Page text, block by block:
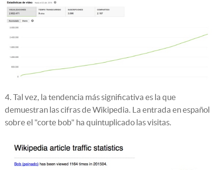
4. Tal vez, la tendencia más significativa es la que
demuestran las cifras de Wikipedia. La entrada en español
sobre el "corte bob" ha quintuplicado las visitas.